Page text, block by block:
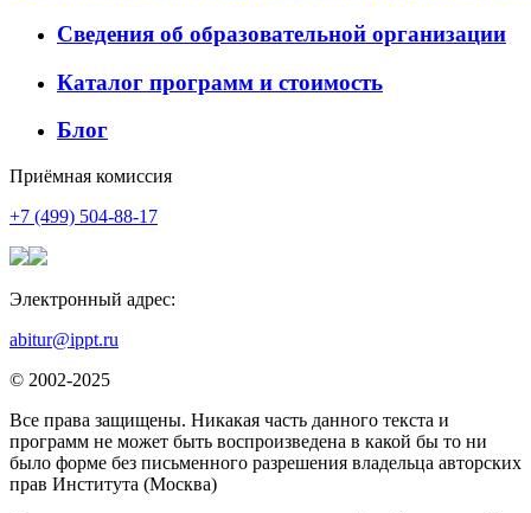
Сведения об образовательной организации
Каталог программ и стоимость
Блог
Приёмная комиссия
+7 (499) 504-88-17
Электронный адрес:
abitur@ippt.ru
© 2002-2025
Все права защищены. Никакая часть данного текста и
программ не может быть воспроизведена в какой бы то ни
было форме без письменного разрешения владельца авторских
прав Института (Москва)